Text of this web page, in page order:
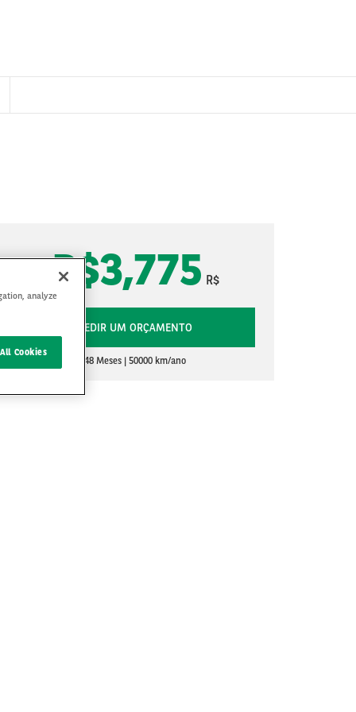
R$3,775 R$
PEDIR UM ORÇAMENTO
48 Meses 50000 km/ano
analyze
Cookies